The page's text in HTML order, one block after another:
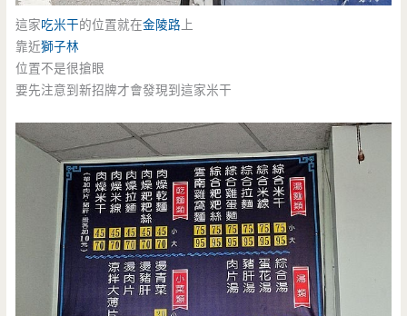
這家吃米干的位置就在金陵路 上
靠近獅子林
位置不是很搶眼
要先注意到新招牌才會發現到這家米干